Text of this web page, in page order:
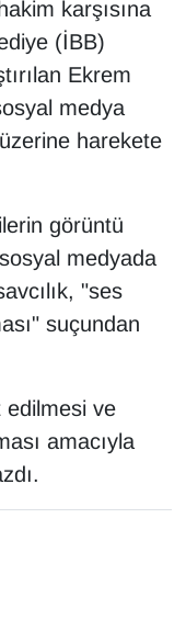
karşısına
(İBB)
Ekrem
medya
harekete
görüntü
medyada
"ses
suçundan
edilmesi ve
amacıyla